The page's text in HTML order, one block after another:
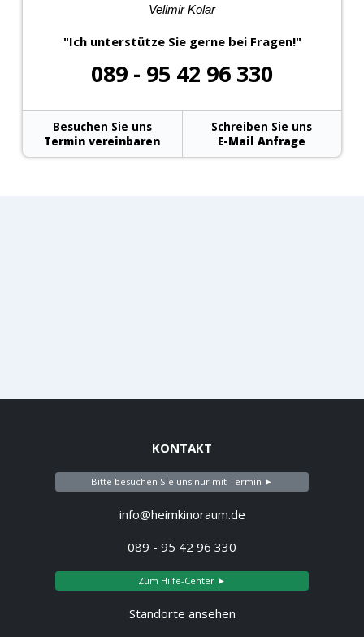
Velimir Kolar
"Ich unterstütze Sie gerne bei Fragen!"
089 - 95 42 96 330
Besuchen Sie uns
Termin vereinbaren
Schreiben Sie uns
E-Mail Anfrage
KONTAKT
Bitte besuchen Sie uns nur mit Termin ►
info@heimkinoraum.de
089 - 95 42 96 330
Zum Hilfe-Center ►
Standorte ansehen